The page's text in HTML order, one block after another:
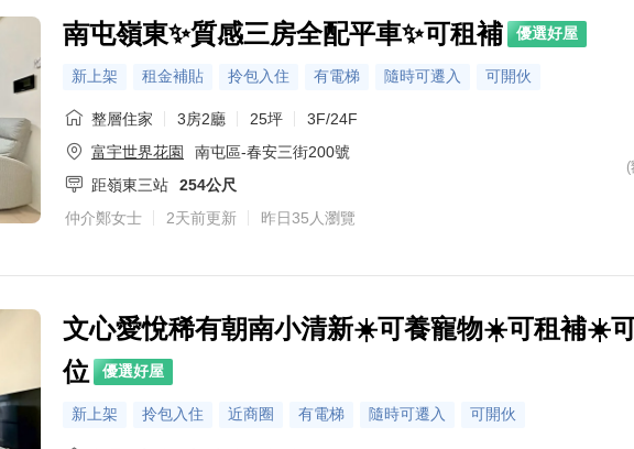
南屯嶺東✨質感三房全配平車✨可租補 優選好屋
新上架 租金補貼 拎包入住 有電梯 隨時可遷入 可開伙
整層住家 3房2廳 25坪
3F/24F
富宇世界花園
南屯區-春安三街200號
距嶺東三站
254公尺
仲介鄭女士
2天前更新 昨日35人瀏覽
文心愛悅稀有朝南小清新☀️可養寵物☀️可租補☀️
位
優選好屋
新上架 拎包入住 近商圈 有電梯 隨時可遷入 可開伙